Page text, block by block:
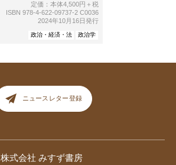
定価：本体4,500円＋税
ISBN 978-4-622-09737-2 C0036
2024年10月16日発行
政治・経済・法 政治学
ニュースレター登録
株式会社 みすず書房